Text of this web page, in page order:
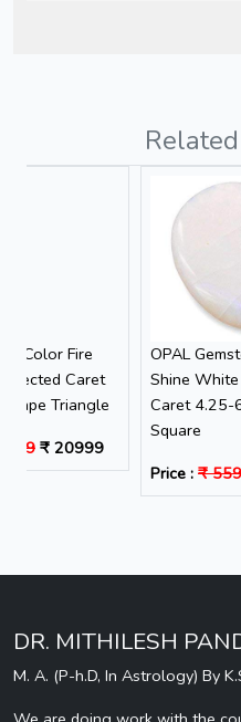
Color Fire
Caret
Triangle
₹ 20999
OPAL
Shine
Caret 4.25-
Square
Price : ₹
DR. MITHILESH
M. A. (P-h.D, In Astrology) By